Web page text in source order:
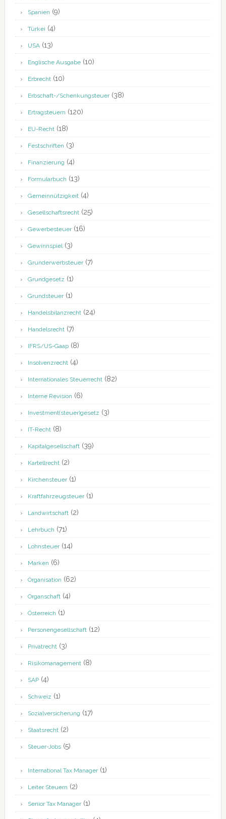
Spanien (9)
Türkei (4)
USA(13)
Englische Ausgabe(10)
Erbrecht(10)
Erbschaft-/Schenkungsteuer(38)
Ertragsteuern (120)
EU-Recht(18)
Festschriften (3)
Finanzierung (4)
Formularbuch (13)
Gemeinnützigkeit(4)
Gesellschaftsrecht(25)
Gewerbesteuer(16)
Gewinnspiel(3)
Grunderwerbsteuer(7)
Grundgesetz (1)
Grundsteuer(1)
Handelsbilanzrecht(24)
Handelsrecht(7)
IFRS/US-Gaap(8)
Insolvenzrecht(4)
Internationales Steuerrecht(82)
Interne Revision (6)
Investment(steuer)gesetz (3)
IT-Recht(8)
Kapitalgesellschaft(39)
Kartellrecht(2)
Kirchensteuer(1)
Kraftfahrzeugsteuer(1)
Landwirtschaft(2)
Lehrbuch (71)
Lohnsteuer(14)
Marken (6)
Organisation (62)
Organschaft(4)
Österreich (1)
Personengesellschaft(12)
Privatrecht(3)
Risikomanagement(8)
SAP(4)
Schweiz (1)
Sozialversicherung (17)
Staatsrecht(2)
Steuer-Jobs(5)
International Tax Manager(1)
Leiter Steuern (2)
Senior Tax Manager(1)